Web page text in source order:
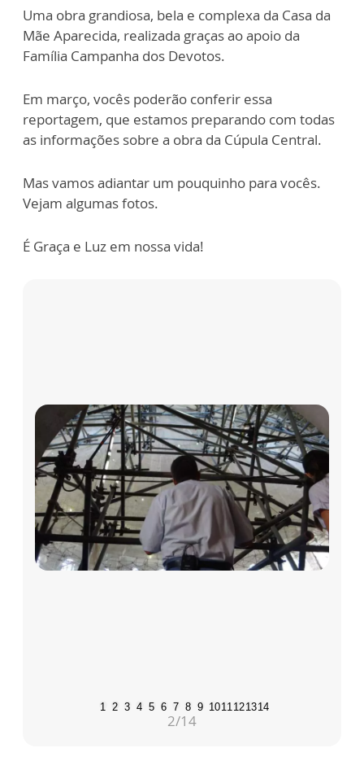
Uma obra grandiosa, bela e complexa da Casa da
Mãe Aparecida, realizada graças ao apoio da
Família Campanha dos Devotos.
Em março, vocês poderão conferir essa
reportagem, que estamos preparando com todas
as informações sobre a obra da Cúpula Central.
Mas vamos adiantar um pouquinho para vocês.
Vejam algumas fotos.
É Graça e Luz em nossa vida!
1 2 3 4 5 6 7 8 9 1011 121314
2/14